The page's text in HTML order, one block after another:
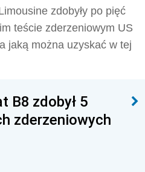
zdobyły po pięć
teście zderzeniowym US
jaką można uzyskać w tej
B8 zdobył 5
zderzeniowych